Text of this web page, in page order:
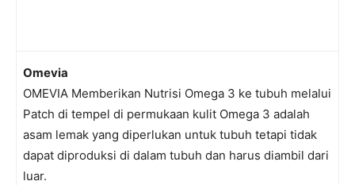
Omevia
OMEVIA Memberikan Nutrisi Omega 3 ke tubuh melalui
Patch di tempel di permukaan kulit Omega 3 adalah
asam lemak yang diperlukan untuk tubuh tetapi tidak
dapat diproduksi di dalam tubuh dan harus diambil dari
luar.